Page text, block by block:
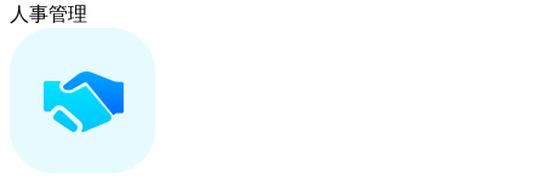
人事管理